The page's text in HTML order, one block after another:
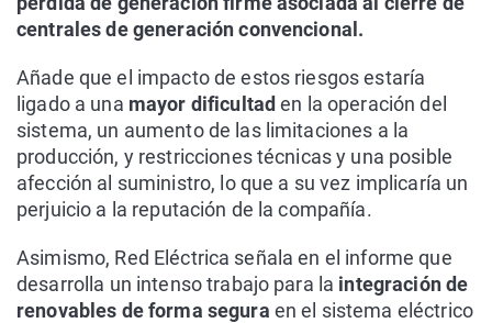
centrales de generación convencional.
Añade que el impacto de estos riesgos estaría
ligado a una mayor dificultaden la operación del
sistema, un aumento de las limitaciones a la
producción, y restricciones técnicas y una posible
afección al suministro, lo que a su vez implicaría un
perjuicio a la reputación de la compañía.
Asimismo, Red Eléctrica señala en el informe que
desarrolla un intenso trabajo para la integración de
renovables de forma segura en el sistema eléctrico